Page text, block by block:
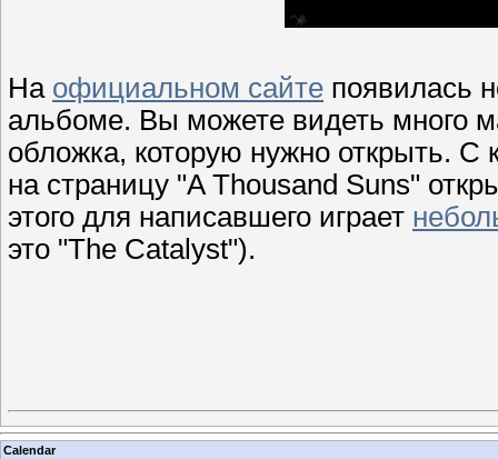
На официальном сайте появилась
альбоме. Вы можете видеть много
обложка, которую нужно открыть.
на страницу "A Thousand Suns"
этого для написавшего играет
это "The Catalyst").
Calendar